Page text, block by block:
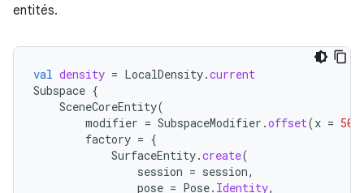
entités.
val density = LocalDensity.current
Subspace {
SceneCoreEntity(
modifier = SubspaceModifier .offset(x = 50.
factory = {
SurfaceEntity.create(
session = session,
pose = Pose. Identity,